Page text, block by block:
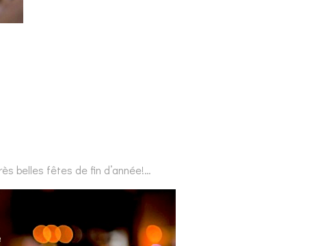
belles fêtes de fin d’année!…